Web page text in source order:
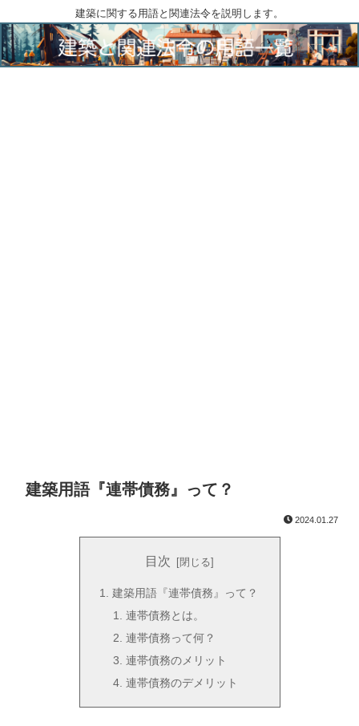
建築に関する用語と関連法令を説明します。
建築用語『連帯債務』って？
2024.01.27
目次
建築用語『連帯債務』って？
連帯債務とは。
連帯債務って何？
連帯債務のメリット
連帯債務のデメリット